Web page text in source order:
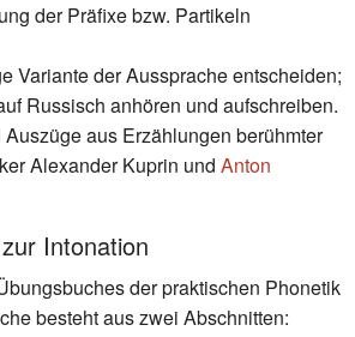
der Präfixe bzw. Partikeln
Variante der Aussprache entscheiden;
Russisch anhören und aufschreiben.
aus Erzählungen berühmter
Alexander Kuprin und Anton
Intonation
der praktischen Phonetik
besteht aus zwei Abschnitten: